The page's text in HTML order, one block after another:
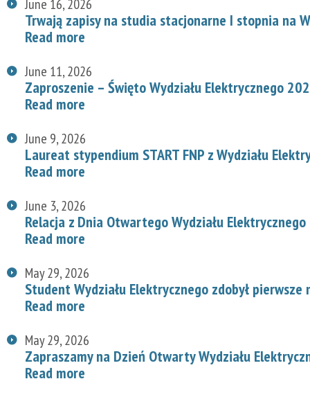
June 16, 2026
Trwają zapisy na studia stacjonarne I stopnia na
Read more
June 11, 2026
Zaproszenie – Święto Wydziału Elektrycznego
Read more
June 9, 2026
Laureat stypendium START FNP z Wydziału
Read more
June 3, 2026
Relacja z Dnia Otwartego Wydziału
Read more
May 29, 2026
Student Wydziału Elektrycznego zdobył
Read more
May 29, 2026
Zapraszamy na Dzień Otwarty Wydziału
Read more